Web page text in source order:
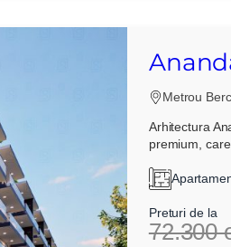
Metrou
Arhitectura
premium,
Preturi de la
72.300